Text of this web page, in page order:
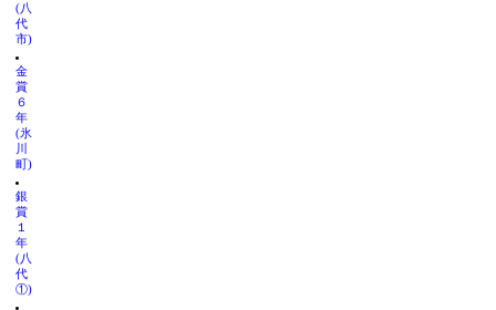
(八
代
市)
金
賞
６
年
(氷
川
町)
銀
賞
１
年
(八
代
①)